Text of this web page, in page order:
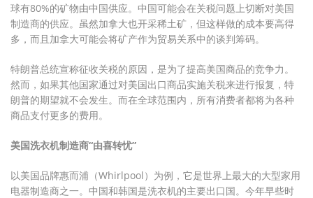
球有80%的矿物由中国供应。中国可能会在关税问题上切断对美国
制造商的供应。虽然加拿大也开采稀土矿，但这样做的成本要高得
多，而且加拿大可能会将矿产作为贸易关系中的谈判筹码。
特朗普总统宣称征收关税的原因，是为了提高美国商品的竞争力。
然而，如果其他国家通过对美国出口商品实施关税来进行报复，特
朗普的期望就不会发生。而在全球范围内，所有消费者都将为各种
商品支付更多的费用。
美国洗衣机制造商“由喜转忧”
以美国品牌惠而浦（Whirlpool）为例，它是世界上最大的大型家用
电器制造商之一。中国和韩国是洗衣机的主要出口国。今年早些时